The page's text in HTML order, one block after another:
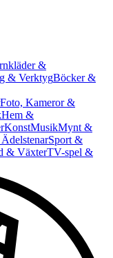
&
& VerktygBöcker &
Foto, Kameror &
Hem &
KonstMusikMynt &
Sport &
& VäxterTV-spel &